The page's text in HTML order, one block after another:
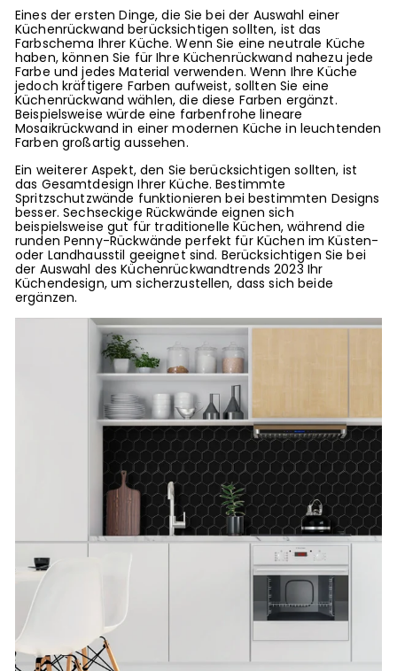
Eines der ersten Dinge, die Sie bei der Auswahl einer
Küchenrückwand berücksichtigen sollten, ist das
Farbschema Ihrer Küche. Wenn Sie eine neutrale Küche
haben, können Sie für Ihre Küchenrückwand nahezu jede
Farbe und jedes Material verwenden. Wenn Ihre Küche
jedoch kräftigere Farben aufweist, sollten Sie eine
Küchenrückwand wählen, die diese Farben ergänzt.
Beispielsweise würde eine farbenfrohe lineare
Mosaikrückwand in einer modernen Küche in leuchtenden
Farben großartig aussehen.
Ein weiterer Aspekt, den Sie berücksichtigen sollten, ist
das Gesamtdesign Ihrer Küche. Bestimmte
Spritzschutzwände funktionieren bei bestimmten Designs
besser. Sechseckige Rückwände eignen sich
beispielsweise gut für traditionelle Küchen, während die
runden Penny-Rückwände perfekt für Küchen im Küsten-
oder Landhausstil geeignet sind. Berücksichtigen Sie bei
der Auswahl des Küchenrückwandtrends 2023 Ihr
Küchendesign, um sicherzustellen, dass sich beide
ergänzen.